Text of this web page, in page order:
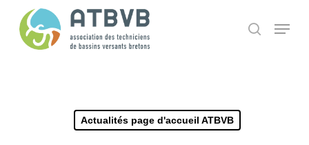
search
Menu
Actualités page d'accueil ATBVB
Panneau de gestion des cookies